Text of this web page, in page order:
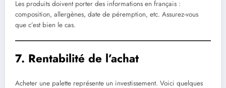
Les produits doivent porter des informations en français :
composition, allergènes, date de péremption, etc. Assurez-vous
que c’est bien le cas.
7. Rentabilité de l’achat
Acheter une palette représente un investissement. Voici quelques